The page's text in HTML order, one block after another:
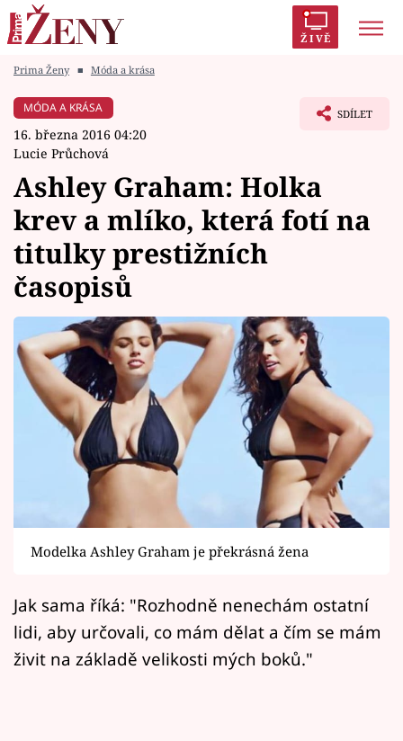
ŽIVĚ
Módní alarm
Témata
Celebrity
Vztahy
Seriály
Horoskopy
Sledujte prima+
Filmový festival Karlovy Vary
Přihlášení
Prima Ženy ■ Móda a krása
MÓDA A KRÁSA
16. března 2016 04:20
Lucie Průchová
SDÍLET
Ashley Graham: Holka
krev a mlíko, která fotí na
titulky prestižních
časopisů
Modelka Ashley Graham je překrásná žena
Jak sama říká: "Rozhodně nenechám ostatní
lidi, aby určovali, co mám dělat a čím se mám
živit na základě velikosti mých boků."